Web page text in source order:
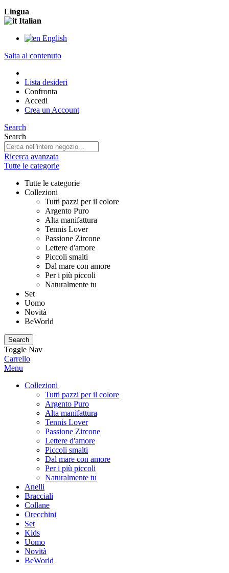
Lingua
Italian
English
Salta al contenuto
Lista desideri
Confronta
Accedi
Crea un Account
Search
Search
Ricerca avanzata
Tutte le categorie
Tutte le categorie
Collezioni
Tutti pazzi per il colore
Argento Puro
Alta manifattura
Tennis Lover
Passione Zircone
Lettere d'amore
Piccoli smalti
Dal mare con amore
Per i più piccoli
Naturalmente tu
Set
Uomo
Novità
BeWorld
Search
Toggle Nav
Carrello
Menu
Collezioni
Tutti pazzi per il colore
Argento Puro
Alta manifattura
Tennis Lover
Passione Zircone
Lettere d'amore
Piccoli smalti
Dal mare con amore
Per i più piccoli
Naturalmente tu
Anelli
Bracciali
Collane
Orecchini
Set
Kids
Uomo
Novità
BeWorld